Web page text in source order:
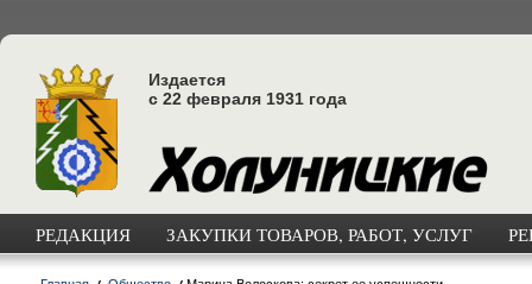
Издается
с 22 февраля 1931 года
РЕДАКЦИЯ ЗАКУПКИ ТОВАРОВ, РАБОТ, УСЛУГ